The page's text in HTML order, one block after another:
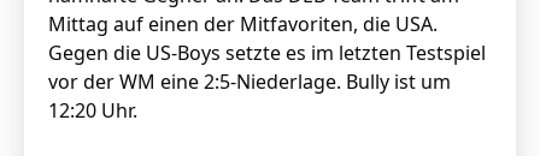
Mittag auf einen der Mitfavoriten, die USA.
Gegen die US-Boys setzte es im letzten Testspiel
vor der WM eine 2:5-Niederlage. Bully ist um
12:20 Uhr.